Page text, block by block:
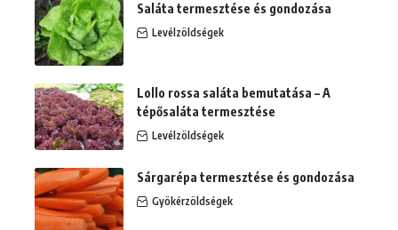
Saláta termesztése és gondozása
Levélzöldségek
Lollo rossa saláta bemutatása – A
tépősaláta termesztése
Levélzöldségek
Sárgarépa termesztése és gondozása
Gyökérzöldségek